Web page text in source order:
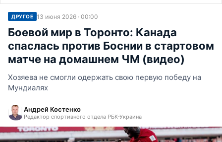
ДРУГОЕ 13 июня 2026 · 00:00
Боевой мир в Торонто: Канада
спаслась против Боснии в стартовом
матче на домашнем ЧМ (видео)
Хозяева не смогли одержать свою первую победу на
Мундиалях
Андрей Костенко
Редактор спортивного отдела РБК-Украина